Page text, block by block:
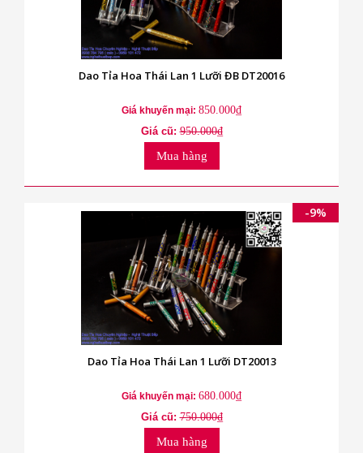
Dao Tỉa Hoa Thái Lan 1 Lưỡi ĐB DT20016
Giá khuyến mại: 850.000₫
Giá cũ:950.000₫
Mua hàng
-9%
Dao Tỉa Hoa Thái Lan 1 Lưỡi DT20013
Giá khuyến mại: 680.000₫
Giá cũ:750.000₫
Mua hàng